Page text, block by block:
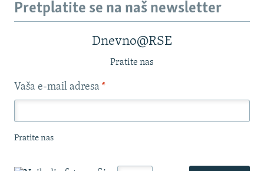
Pretplatite se na naš newsletter
Dnevno@RSE
Pratite nas
Vaša e-mail adresa *
Pratite nas